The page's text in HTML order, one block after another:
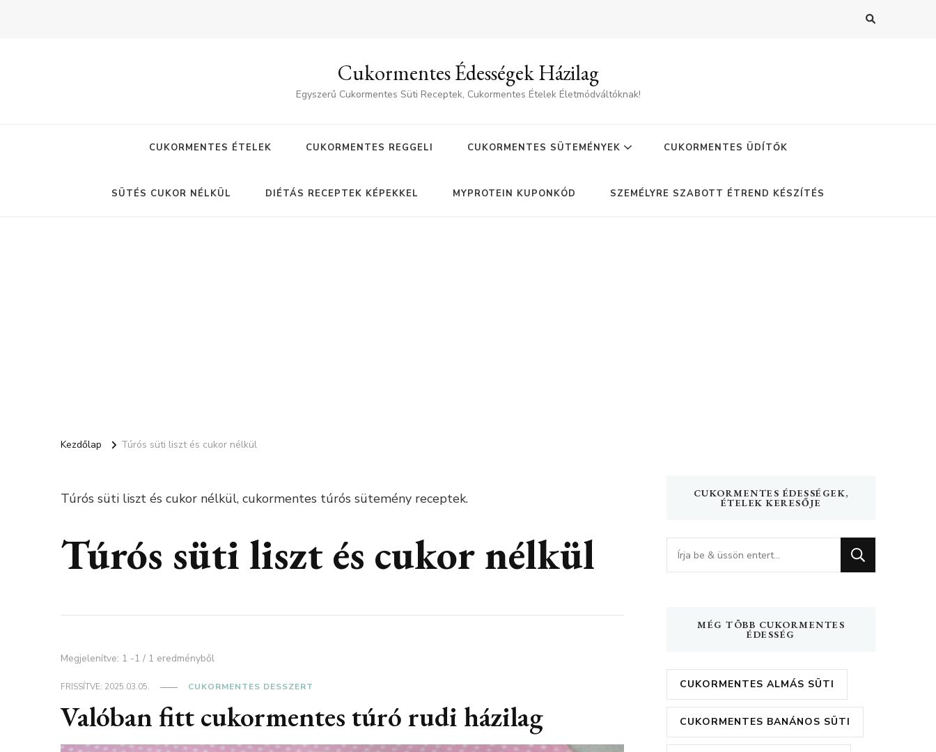
Cukormentes Édességek Házilag
Egyszerű Cukormentes Süti Receptek, Cukormentes Ételek Életmódváltóknak!
CUKORMENTES ÉTELEK CUKORMENTES REGGELI CUKORMENTES SÜTEMÉNYEK CUKORMENTES ÜDÍTŐK
SÜTÉS CUKOR NÉLKÜL DIÉTÁS RECEPTEK KÉPEKKEL MYPROTEIN KUPONKÓD SZEMÉLYRE SZABOTT ÉTREND KÉSZÍTÉS
Kezdőlap Túrós süti liszt és cukor nélkül
Túrós süti liszt és cukor nélkül, cukormentes túrós sütemény receptek.
Túrós süti liszt és cukor nélkül
Megjelenítve: 1 -1 / 1 eredményből
FRISSÍTVE: 2025.03.05. CUKORMENTES DESSZERT
Valóban fitt cukormentes túró rudi házilag
CUKORMENTES ÉDESSÉGEK,
ÉTELEK KERESŐJE
Keres
valamit?
MÉG TÖBB CUKORMENTES
ÉDESSÉG
CUKORMENTES ALMÁS SÜTI
CUKORMENTES BANÁNOS SÜTI